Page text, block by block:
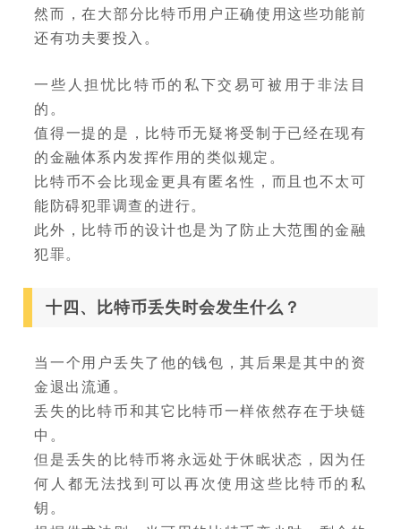
然而，在大部分比特币用户正确使用这些功能前
还有功夫要投入。
一些人担忧比特币的私下交易可被用于非法目
的。
值得一提的是，比特币无疑将受制于已经在现有
的金融体系内发挥作用的类似规定。
比特币不会比现金更具有匿名性，而且也不太可
能防碍犯罪调查的进行。
此外，比特币的设计也是为了防止大范围的金融
犯罪。
十四、比特币丢失时会发生什么？
当一个用户丢失了他的钱包，其后果是其中的资
金退出流通。
丢失的比特币和其它比特币一样依然存在于块链
中。
但是丢失的比特币将永远处于休眠状态，因为任
何人都无法找到可以再次使用这些比特币的私
钥。